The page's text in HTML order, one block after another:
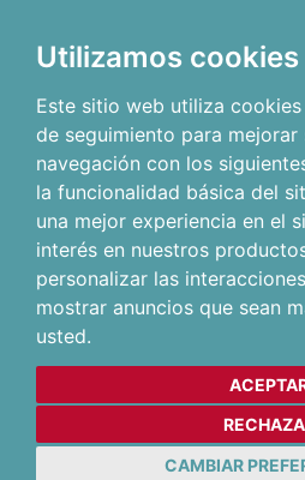
Utilizamos cookies
Este sitio web utiliza
de seguimiento para mejorar
navegación con los
la funcionalidad básica del
una mejor experiencia en el
interés en nuestros
personalizar las
mostrar anuncios que sean
usted.
CAMBIAR